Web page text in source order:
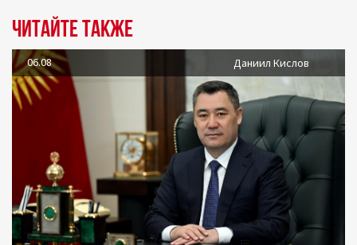
Читайте также
06.08 Даниил Кислов